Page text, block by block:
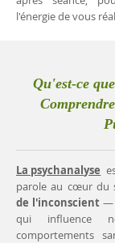
l'énergie de vous
Qu'est-ce
La psychanalyse
parole au cœur du
de l'inconscient—
qui influence
comportements